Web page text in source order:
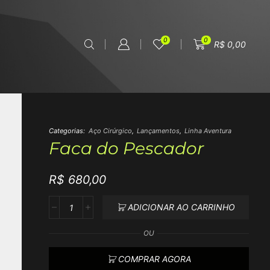
0 0 R$0,00
Categorias: Aço Cirúrgico, Lançamentos, Linha Aventura
Faca do Pescador
R$ 680,00
ADICIONAR AO CARRINHO
OU
COMPRAR AGORA